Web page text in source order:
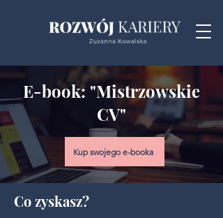
E-book: "Mistrzowskie
CV"
Kup swojego e-booka
Co zyskasz?